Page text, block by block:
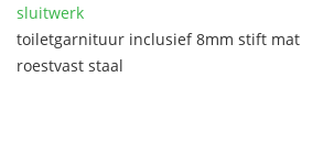
sluitwerk
toiletgarnituur inclusief 8mm stift mat
roestvast staal